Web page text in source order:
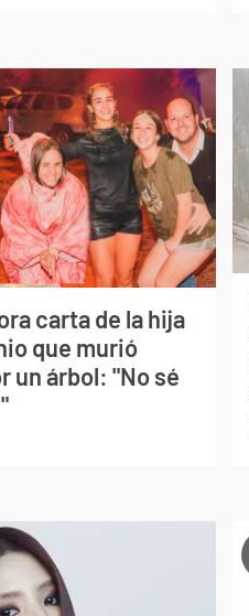
carta de la hija
que murió
un árbol: "No sé